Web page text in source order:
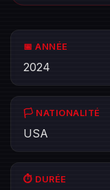
📅 ANNÉE
2024
🏳️ NATIONALITÉ
USA
⏱️ DURÉE